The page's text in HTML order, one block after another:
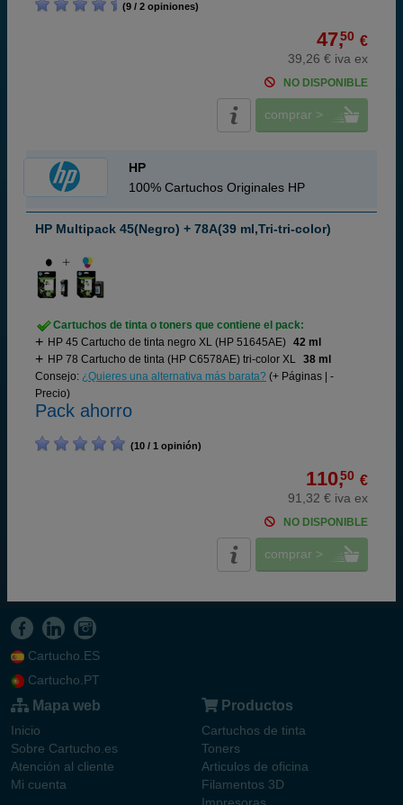
(9 / 2 opiniones)
47,50 €
39,26 € iva ex
NO DISPONIBLE
comprar >
HP
100% Cartuchos Originales HP
HP Multipack 45(Negro) + 78A(39 ml,Tri-tri-color)
Cartuchos de tinta o toners que contiene el pack:
HP 45 Cartucho de tinta negro XL (HP 51645AE) 42 ml
HP 78 Cartucho de tinta (HP C6578AE) tri-color XL 38 ml
Consejo: ¿Quieres una alternativa más barata? (+ Páginas | -
Precio)
Pack ahorro
(10 / 1 opinión)
110,50 €
91,32 € iva ex
NO DISPONIBLE
comprar >
Cartucho.ES
Cartucho.PT
Mapa web
Inicio
Sobre Cartucho.es
Atención al cliente
Mi cuenta
Productos
Cartuchos de tinta
Toners
Articulos de oficina
Filamentos 3D
Impresoras